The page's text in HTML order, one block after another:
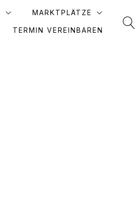
MARKTPLÄTZE
TERMIN VEREINBAREN